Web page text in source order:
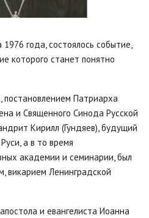
года, состоялось событие,
которого станет понятно
постановлением Патриарха
и Священного Синода Русской
Кирилл (Гундяев), будущий
а в то время
академии и семинарии, был
викарием Ленинградской
и евангелиста Иоанна